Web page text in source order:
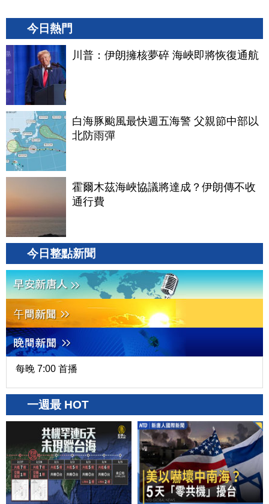
今日熱門
川普：伊朗擁核夢碎 海峽即將恢復通航
白海豚颱風最快週五海警 父親節中部以
北防雨彈
霍爾木茲海峽協議將達成？伊朗傳不收
通行費
今日整點新聞
每晚 7:00 首播
一週最 HOT